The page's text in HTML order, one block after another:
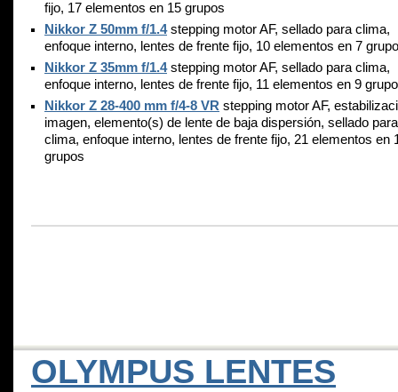
fijo, 17 elementos en 15 grupos
Nikkor Z 50mm f/1.4stepping motor AF, sellado para clima,
enfoque interno, lentes de frente fijo, 10 elementos en 7
Nikkor Z 35mm f/1.4stepping motor AF, sellado para clima,
enfoque interno, lentes de frente fijo, 11 elementos en 9
Nikkor Z 28-400 mm f/4-8 VR stepping motor AF,
imagen, elemento(s) de lente de baja dispersión, sellado para
clima, enfoque interno, lentes de frente fijo, 21 elementos en
grupos
OLYMPUS LENTES